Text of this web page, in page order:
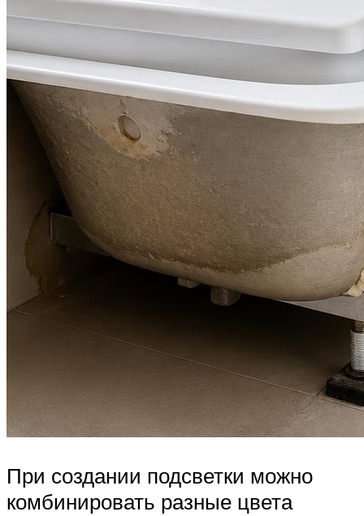
При создании подсветки можно
комбинировать разные цвета